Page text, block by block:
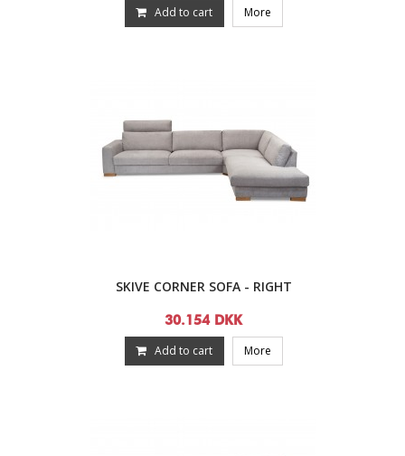
Add to cart More
SKIVE CORNER SOFA - RIGHT
30.154 DKK
Add to cart More